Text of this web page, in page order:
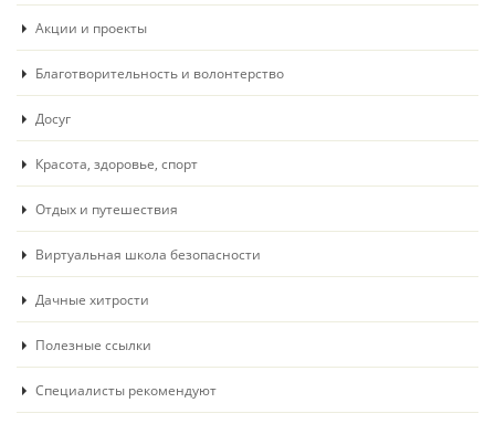
Акции и проекты
Благотворительность и волонтерство
Досуг
Красота, здоровье, спорт
Отдых и путешествия
Виртуальная школа безопасности
Дачные хитрости
Полезные ссылки
Специалисты рекомендуют